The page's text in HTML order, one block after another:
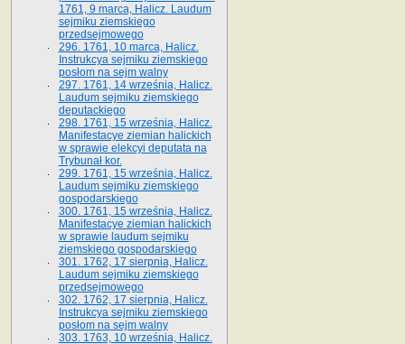
1761, 9 marca, Halicz. Laudum
sejmiku ziemskiego
przedsejmowego
296. 1761, 10 marca, Halicz.
Instrukcya sejmiku ziemskiego
posłom na sejm walny
297. 1761, 14 września, Halicz.
Laudum sejmiku ziemskiego
deputackiego
298. 1761, 15 września, Halicz.
Manifestacye ziemian halickich
w sprawie elekcyi deputata na
Trybunał kor.
299. 1761, 15 września, Halicz.
Laudum sejmiku ziemskiego
gospodarskiego
300. 1761, 15 września, Halicz.
Manifestacye ziemian halickich
w sprawie laudum sejmiku
ziemskiego gospodarskiego
301. 1762, 17 sierpnia, Halicz.
Laudum sejmiku ziemskiego
przedsejmowego
302. 1762, 17 sierpnia, Halicz.
Instrukcya sejmiku ziemskiego
posłom na sejm walny
303. 1763, 10 września, Halicz.